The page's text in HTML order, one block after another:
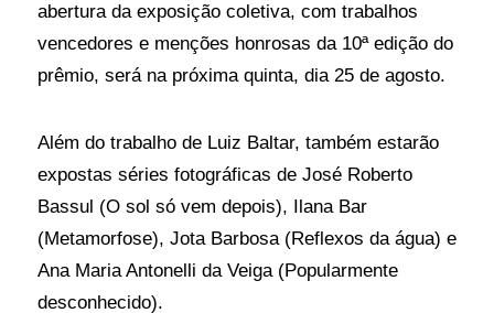
abertura da exposição coletiva, com trabalhos
vencedores e menções honrosas da 10ª edição do
prêmio, será na próxima quinta, dia 25 de agosto.
Além do trabalho de Luiz Baltar, também estarão
expostas séries fotográficas de José Roberto
Bassul (O sol só vem depois), Ilana Bar
(Metamorfose), Jota Barbosa (Reflexos da água) e
Ana Maria Antonelli da Veiga (Popularmente
desconhecido).